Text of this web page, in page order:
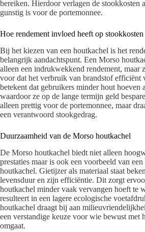
bereiken. Hierdoor verlagen de stookkosten
gunstig is voor de portemonnee.
Hoe rendement invloed heeft op stookkosten
Bij het kiezen van een houtkachel is het
belangrijk aandachtspunt. Een Morso
alleen een indrukwekkend rendement, maar
voor dat het verbruik van brandstof efficiënt
betekent dat gebruikers minder hout hoeven
waardoor ze op de lange termijn geld
alleen prettig voor de portemonnee, maar
een verantwoord stookgedrag.
Duurzaamheid van de Morso houtkachel
De Morso houtkachel biedt niet alleen
prestaties maar is ook een voorbeeld van
houtkachel. Gietijzer als materiaal staat
levensduur en zijn efficiëntie. Dit zorgt
houtkachel minder vaak vervangen hoeft te
resulteert in een lagere ecologische
houtkachel draagt bij aan
een verstandige keuze voor wie bewust met
omgaat.